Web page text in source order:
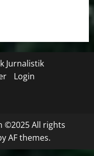
Jurnalistik
Login
©2025 All rights
AF themes.